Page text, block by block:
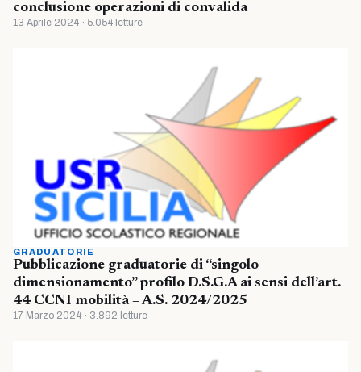
conclusione operazioni di convalida
13 Aprile 2024 · 5.054 letture
GRADUATORIE
Pubblicazione graduatorie di “singolo
dimensionamento” profilo D.S.G.A ai sensi dell’art.
44 CCNI mobilità – A.S. 2024/2025
17 Marzo 2024 · 3.892 letture